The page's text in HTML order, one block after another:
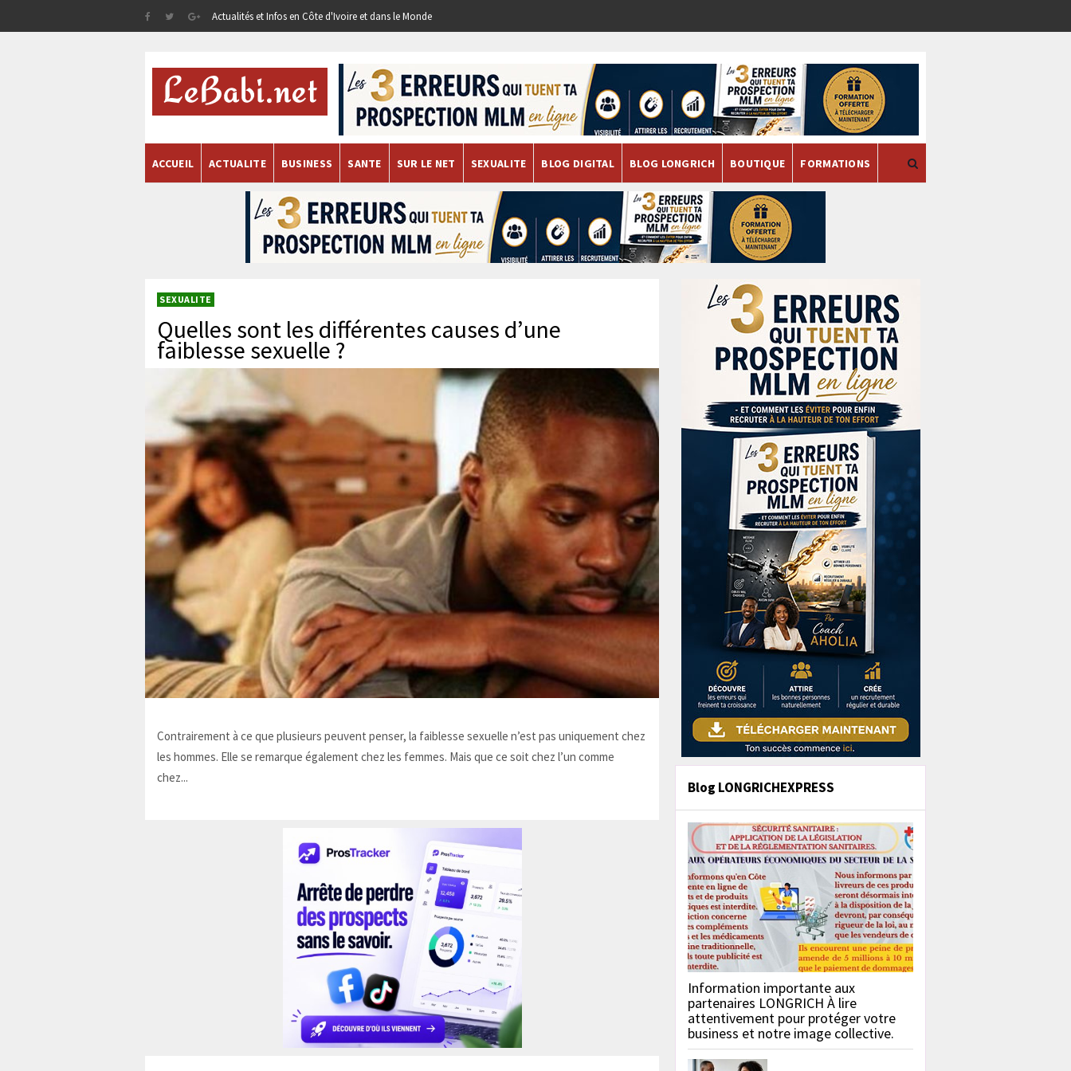
Actualités et Infos en Côte d'Ivoire et dans le Monde
ACCUEIL ACTUALITE BUSINESS SANTE SUR LE NET SEXUALITE BLOG DIGITAL BLOG LONGRICH BOUTIQUE FORMATIONS
SEXUALITE
Quelles sont les différentes causes d’une
faiblesse sexuelle ?
Contrairement à ce que plusieurs peuvent penser, la faiblesse sexuelle n’est pas uniquement chez
les hommes. Elle se remarque également chez les femmes. Mais que ce soit chez l’un comme
chez...
Blog LONGRICHEXPRESS
Information importante aux
partenaires LONGRICH À lire
attentivement pour protéger votre
business et notre image collective.